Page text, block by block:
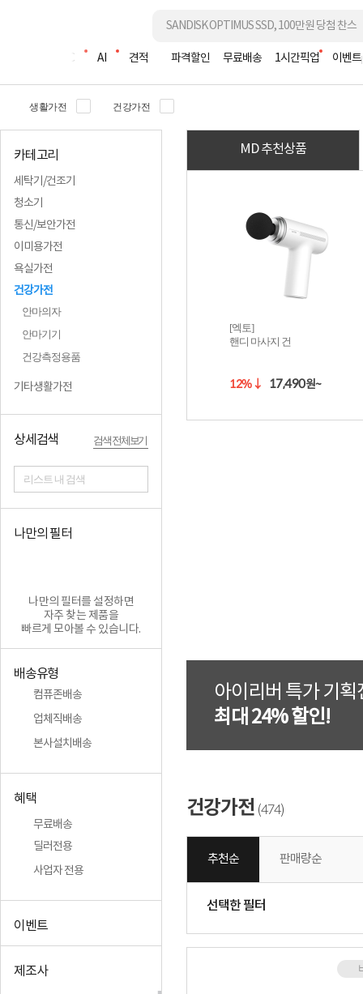
조립PC AI 견적 파격할인 무료배송 1시간픽업 이벤트
생활가전 건강가전
카테고리
세탁기/건조기
청소기
통신/보안가전
이미용가전
욕실가전
건강가전
안마의자
안마기기
건강측정용품
기타생활가전
상세검색 검색 전체보기
리스트 내 검색
나만의 필터
나만의 필터를 설정하면
자주 찾는 제품을
빠르게 모아볼 수 있습니다.
배송유형
컴퓨존배송
업체직배송
본사설치배송
혜택
무료배송
딜러전용
사업자 전용
이벤트
제조사
MD 추천상품
[엑토]
핸디 마사지 건
12%↓ 17,490원~
아이리버 특가 기획
최대 24% 할인!
건강가전 (474)
추천순 판매량순
선택한 필터